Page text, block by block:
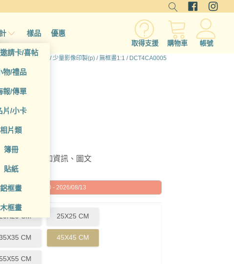
請卡/喜帖
物/禮品
報/傳單
片/小卡
相片類
簿冊
貼紙
鋁框畫
木框畫
樣品 優惠
取得支援 購物車 帳號
首頁 /所有產品 /少量影像印製(p) /無框畫1:1 / DCT4CA0005
步編輯或增加資訊、圖文
到貨日: 2026/08/10 - 2026/08/13
CM 25X25 CM
CM 45X45 CM
55X55 CM